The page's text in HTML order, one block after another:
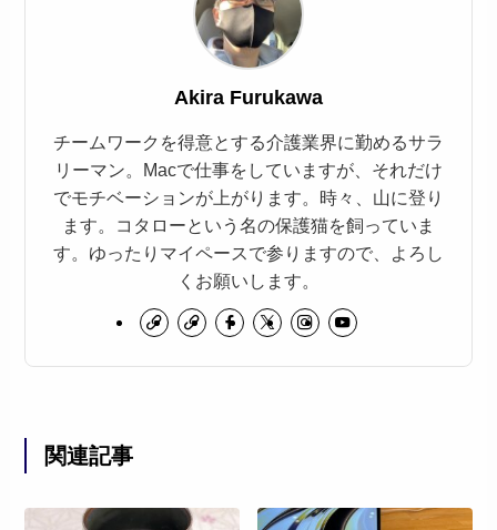
Akira Furukawa
チームワークを得意とする介護業界に勤めるサラ
リーマン。Macで仕事をしていますが、それだけ
でモチベーションが上がります。時々、山に登り
ます。コタローという名の保護猫を飼っていま
す。ゆったりマイペースで参りますので、よろし
くお願いします。
関連記事